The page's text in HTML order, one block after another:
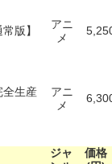
版】
アニ
メ
全生産
アニ
メ
ジャ
価格